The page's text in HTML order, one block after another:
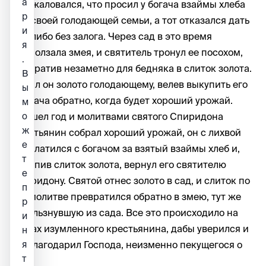
и пожаловался, что просил у богача взаймы хлеба
для своей голодающей семьи, а тот отказался дать
что-либо без залога. Через сад в это время
проползала змея, и святитель тронул ее посохом,
превратив незаметно для бедняка в слиток золота.
Отдал он золото голодающему, велев выкупить его
у богача обратно, когда будет хороший урожай.
Прошел год и молитвами святого Спиридона
крестьянин собрал хороший урожай, он с лихвой
расплатился с богачом за взятый взаймы хлеб и,
выкупив слиток золота, вернул его святителю
Спиридону. Святой отнес золото в сад, и слиток по
его молитве превратился обратно в змею, тут же
ускользнувшую из сада. Все это происходило на
глазах изумленного крестьянина, дабы уверился и
возблагодарил Господа, неизменно пекущегося о
нас.
а
р
и
я
.
В
ы
м
о
ж
е
т
е
п
р
и
н
я
т